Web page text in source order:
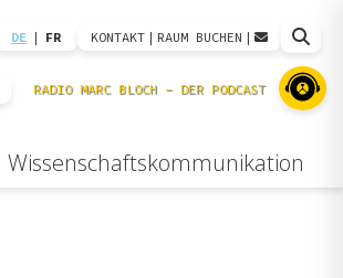
DE | FR KONTAKT | RAUM BUCHEN |
Wissenschaftskommunikation